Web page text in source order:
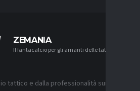
ZEMANIA
Il fantacalcio per gli amanti delle tattiche
tattico e dalla professionalità sui